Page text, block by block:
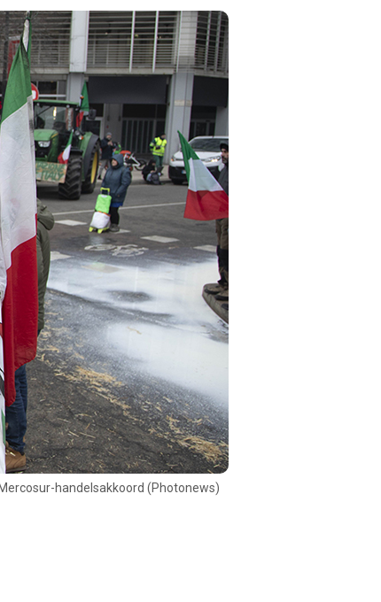
handelsakkoord (Photonews)